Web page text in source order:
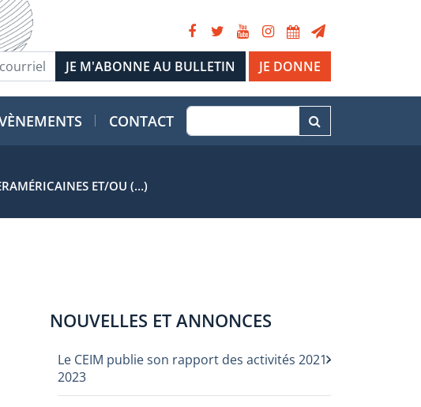
JE DONNE
CONTACT
ET/OU (…)
NOUVELLES ET ANNONCES
Le CEIM publie son rapport des activités 2021-
2023